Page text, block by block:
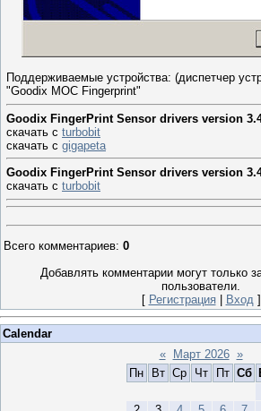
Поддерживаемые устройства: (диспетчер
"Goodix MOC Fingerprint"
Goodix FingerPrint Sensor drivers version
скачать с turbobit
скачать с gigapeta
Goodix FingerPrint Sensor drivers version
скачать с turbobit
Всего комментариев: 0
Добавлять комментарии могут только
пользователи.
[ Регистрация| Вход]
Calendar
«
Март 2026 »
Пн
Вт Ср Чт Пт Сб